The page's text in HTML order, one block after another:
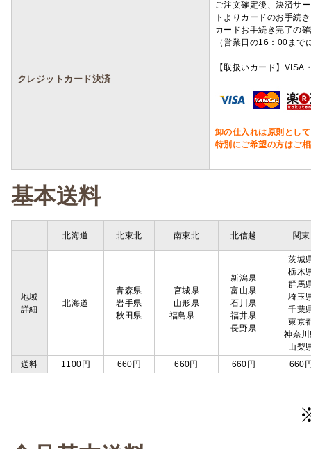
クレジットカード決済
ご注文確定後、決済サ
トよりカードのお手続
カードお手続き完了の
（営業日の16：00ま
【取扱いカード】
卸の仕入れは原則とし
特別にご希望の方はご
基本送料
北海道 北東北 南東北 北信越 関東
地域
詳細
北海道
青森県
岩手県
秋田県
宮城県
山形県
福島県
新潟県
富山県
石川県
福井県
長野県
茨城
栃木
群馬
埼玉
千葉
東京
神奈
山梨
送料
1100円 660円 660円 660円 660